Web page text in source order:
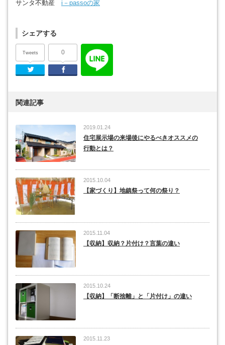
サンタ不動産 i－passoの家
シェアする
Tweets
Twitter
0
Facebook
関連記事
2019.01.24
住宅展示場の来場後にやるべきオススメの
行動とは？
2015.10.04
【家づくり】地鎮祭って何の祭り？
2015.11.04
【収納】収納？片付け？言葉の違い
2015.10.24
【収納】「断捨離」と「片付け」の違い
2015.11.23